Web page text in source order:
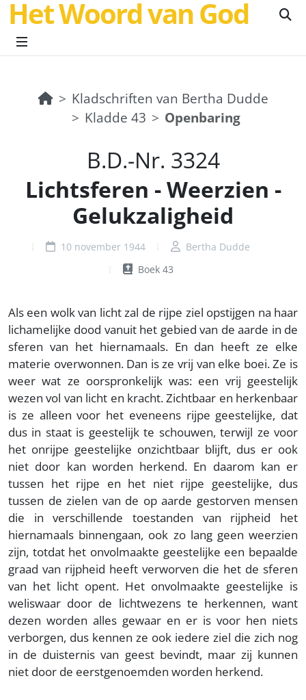
Het Woord van God
Kladschriften van Bertha Dudde
Kladde 43
Openbaring
B.D.-Nr. 3324
Lichtsferen - Weerzien -
Gelukzaligheid
10 november 1944
Bertha Dudde
Boek 43
Als een wolk van licht zal de rijpe ziel opstijgen na haar
lichamelijke dood vanuit het gebied van de aarde in de
sferen van het hiernamaals. En dan heeft ze elke
materie overwonnen. Dan is ze vrij van elke boei. Ze is
weer wat ze oorspronkelijk was: een vrij geestelijk
wezen vol van licht en kracht. Zichtbaar en herkenbaar
is ze alleen voor het eveneens rijpe geestelijke, dat
dus in staat is geestelijk te schouwen, terwijl ze voor
het onrijpe geestelijke onzichtbaar blijft, dus er ook
niet door kan worden herkend. En daarom kan er
tussen het rijpe en het niet rijpe geestelijke, dus
tussen de zielen van de op aarde gestorven mensen
die in verschillende toestanden van rijpheid het
hiernamaals binnengaan, ook zo lang geen weerzien
zijn, totdat het onvolmaakte geestelijke een bepaalde
graad van rijpheid heeft verworven die het de sferen
van het licht opent. Het onvolmaakte geestelijke is
weliswaar door de lichtwezens te herkennen, want
dezen worden alles gewaar en er is voor hen niets
verborgen, dus kennen ze ook iedere ziel die zich nog
in de duisternis van geest bevindt, maar zij kunnen
niet door de eerstgenoemden worden herkend.